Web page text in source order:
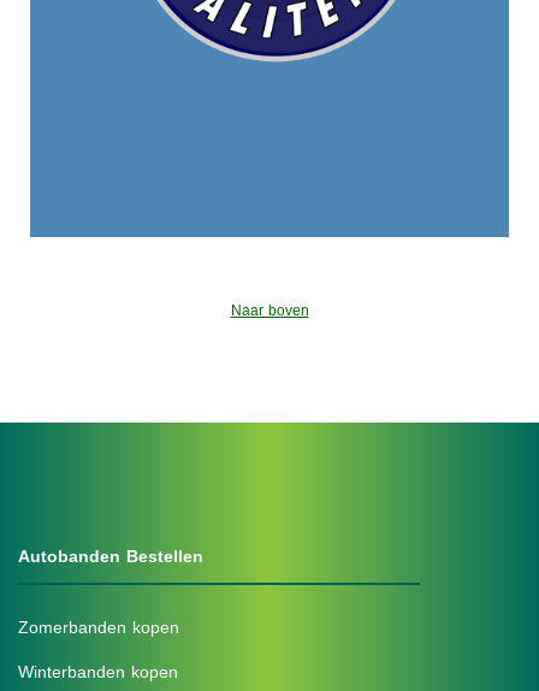
Naar boven
Autobanden Bestellen
Zomerbanden kopen
Winterbanden kopen